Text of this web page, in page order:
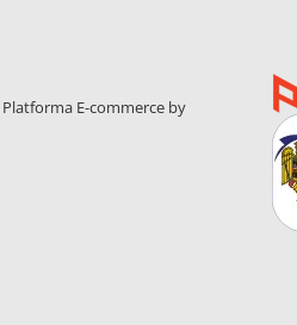
Platforma E-commerce by